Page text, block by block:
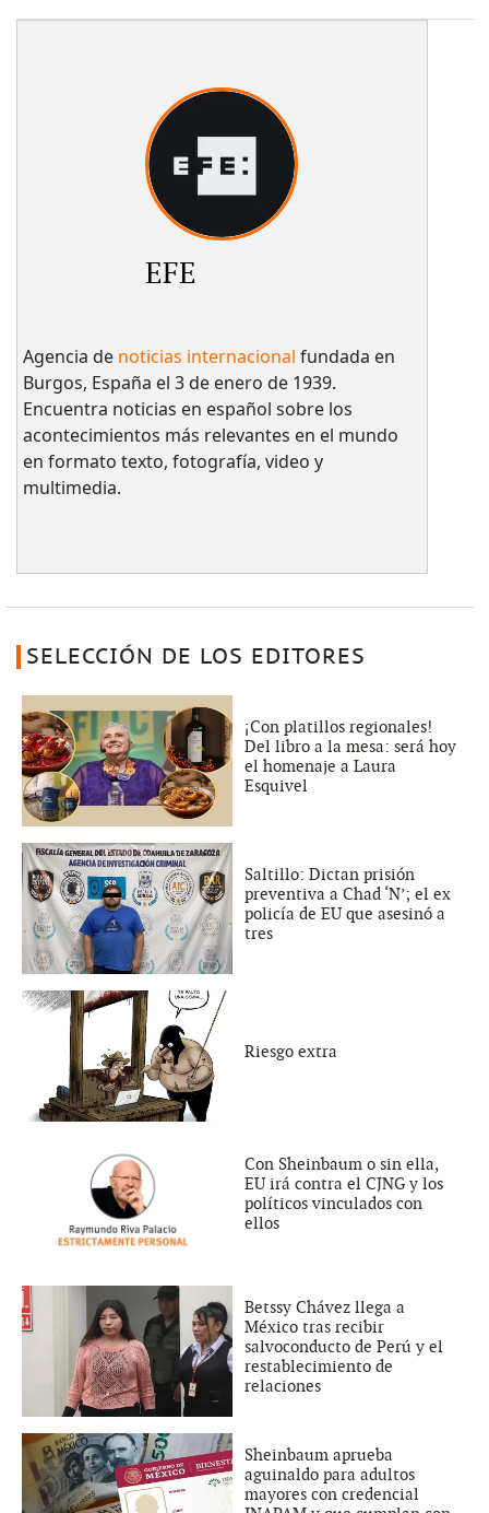
EFE
Agencia de noticias internacional fundada en
Burgos, España el 3 de enero de 1939.
Encuentra noticias en español sobre los
acontecimientos más relevantes en el mundo
en formato texto, fotografía, video y
multimedia.
SELECCIÓN DE LOS EDITORES
¡Con platillos regionales!
Del libro a la mesa: será hoy
el homenaje a Laura
Esquivel
Saltillo: Dictan prisión
preventiva a Chad ‘N’; el ex
policía de EU que asesinó a
tres
Riesgo extra
Con Sheinbaum o sin ella,
EU irá contra el CJNG y los
políticos vinculados con
ellos
Betssy Chávez llega a
México tras recibir
salvoconducto de Perú y el
restablecimiento de
relaciones
Sheinbaum aprueba
aguinaldo para adultos
mayores con credencial